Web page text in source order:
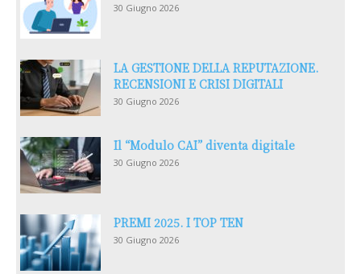
30 Giugno 2026
LA GESTIONE DELLA REPUTAZIONE.
RECENSIONI E CRISI DIGITALI
30 Giugno 2026
Il “Modulo CAI” diventa digitale
30 Giugno 2026
PREMI 2025. I TOP TEN
30 Giugno 2026